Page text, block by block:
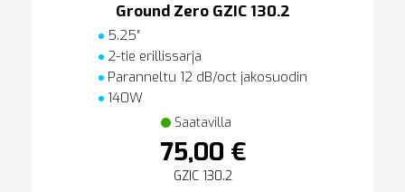
Ground Zero GZIC 130.2
5.25″
2-tie erillissarja
Paranneltu 12 dB/oct jakosuodin
140W
Saatavilla
75,00 €
GZIC 130.2